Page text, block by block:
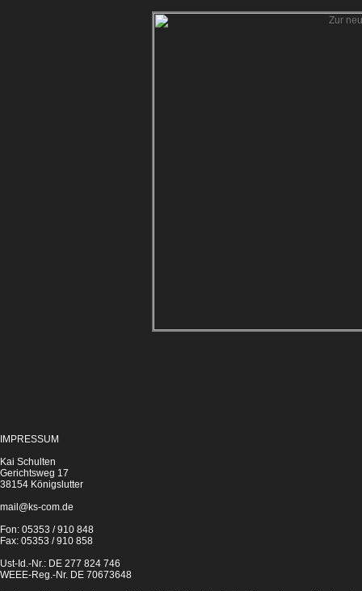
IMPRESSUM
Kai Schulten
Gerichtsweg 17
38154 Königslutter
mail@ks-com.de
Fon: 05353 / 910 848
Fax: 05353 / 910 858
Ust-Id.-Nr.: DE 277 824 746
WEEE-Reg.-Nr. DE 70673648